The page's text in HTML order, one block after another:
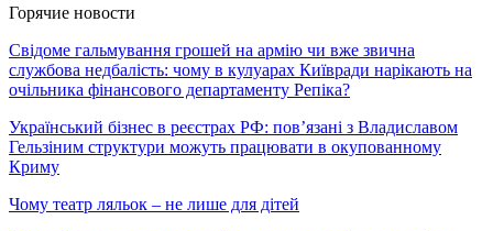
Горячие новости
Свідоме гальмування грошей на армію чи вже звична
службова недбалість: чому в кулуарах Київради нарікають на
очільника фінансового департаменту Репіка?
Український бізнес в реєстрах РФ: пов’язані з Владиславом
Гельзіним структури можуть працювати в окупованному
Криму
Чому театр ляльок – не лише для дітей